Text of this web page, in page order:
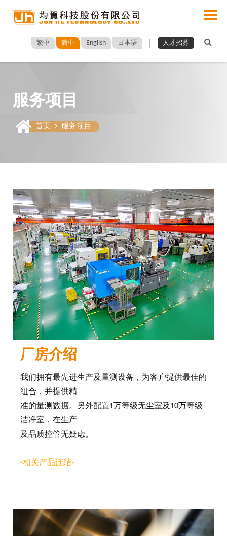
繁中 简中 English 日本语 人才招募
服务项目
首页 服务项目
厂房介绍
我们拥有最先进生产及量测设备，为客户提供最佳的
组合，并提供精
准的量测数据。另外配置1万等级无尘室及10万等级
洁净室，在生产
及品质控管无疑虑。
-相关产品连结-